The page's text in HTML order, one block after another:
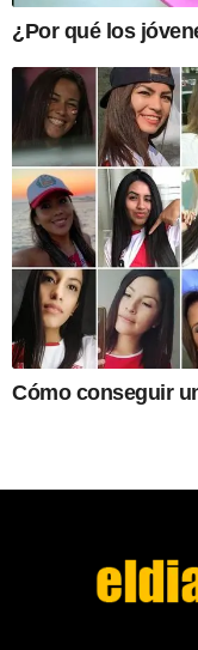
¿Por qué los
Cómo conseguir